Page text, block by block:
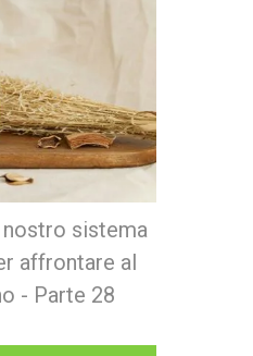
sistema
affrontare al
- Parte 28